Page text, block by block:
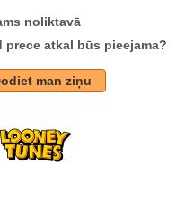
noliktavā
prece atkal būs pieejama?
man ziņu